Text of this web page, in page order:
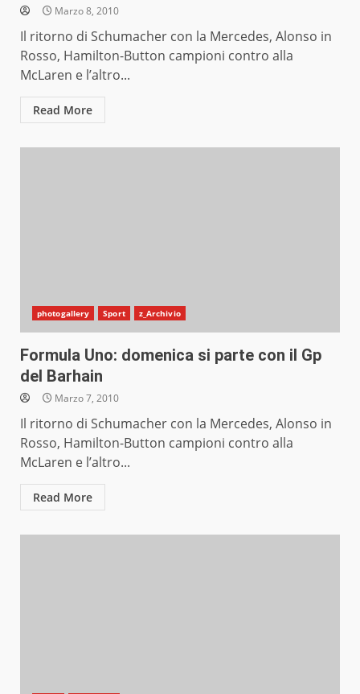
Marzo 8, 2010
Il ritorno di Schumacher con la Mercedes, Alonso in
Rosso, Hamilton-Button campioni contro alla
McLaren e l’altro...
Read More
photogallery Sport z_Archivio
Formula Uno: domenica si parte con il Gp
del Barhain
Marzo 7, 2010
Il ritorno di Schumacher con la Mercedes, Alonso in
Rosso, Hamilton-Button campioni contro alla
McLaren e l’altro...
Read More